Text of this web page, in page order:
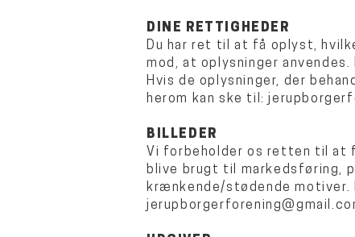
DINE RETTIGHEDER
Du har ret til at få oplyst,
mod, at oplysninger
Hvis de oplysninger, der
herom kan ske til:
BILLEDER
Vi forbeholder os retten til at
blive brugt til markedsføring,
krænkende/stødende motiver.